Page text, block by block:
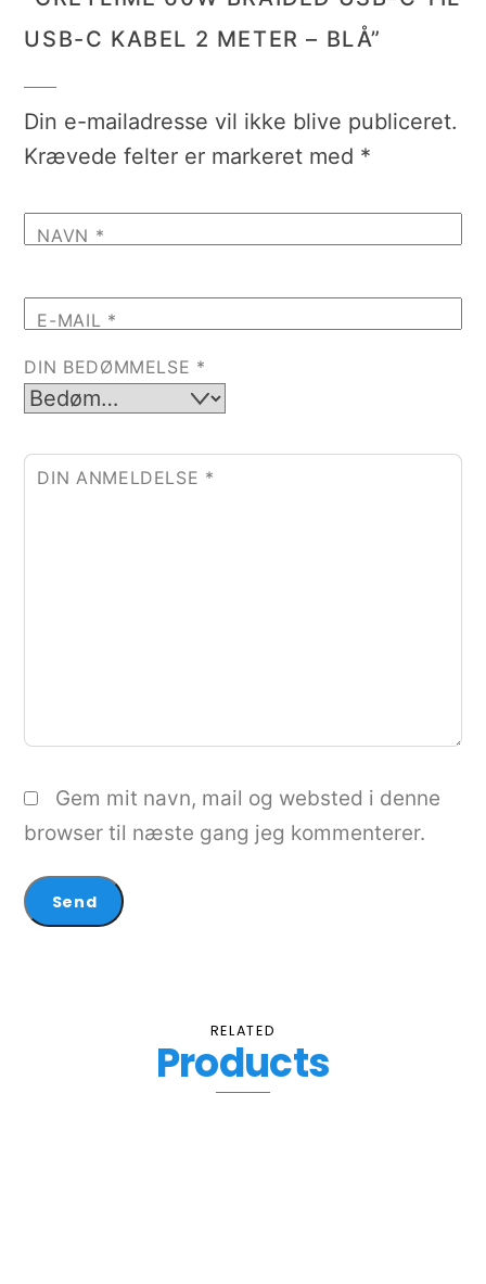
USB-C KABEL 2 METER – BLÅ”
Din e-mailadresse vil ikke blive publiceret.
Krævede felter er markeret med *
NAVN *
E-MAIL *
DIN BEDØMMELSE *
DIN ANMELDELSE *
Gem mit navn, mail og websted i denne
browser til næste gang jeg kommenterer.
RELATED
Products